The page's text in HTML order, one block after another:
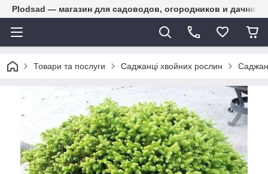
Plodsad — магазин для садоводов, огородников и
Товари та послуги Саджанці хвойних рослин